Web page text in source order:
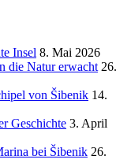
Insel 8. Mai 2026
die Natur erwacht 26.
von Šibenik 14.
Geschichte 3. April
bei Šibenik 26.